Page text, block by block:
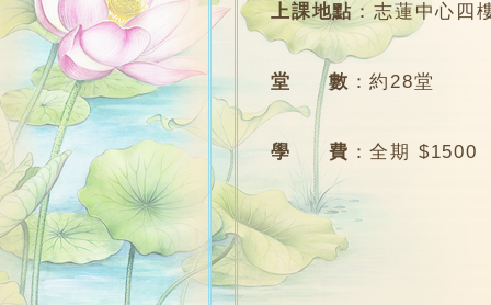
上課地點：志蓮中心四
堂 數 ：約28堂
學 費 ：全期 $1500